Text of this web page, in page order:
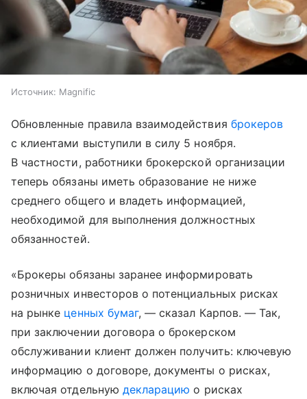
Источник: Magnific
Обновленные правила взаимодействия брокеров
с клиентами выступили в силу 5 ноября.
В частности, работники брокерской организации
теперь обязаны иметь образование не ниже
среднего общего и владеть информацией,
необходимой для выполнения должностных
обязанностей.
«Брокеры обязаны заранее информировать
розничных инвесторов о потенциальных рисках
на рынке ценных бумаг, — сказал Карпов. — Так,
при заключении договора о брокерском
обслуживании клиент должен получить: ключевую
информацию о договоре, документы о рисках,
включая отдельную декларацию о рисках